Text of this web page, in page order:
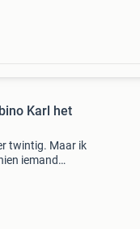
Karl het
twintig. Maar ik
iemand